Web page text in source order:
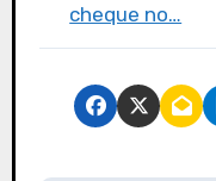
cheque no…